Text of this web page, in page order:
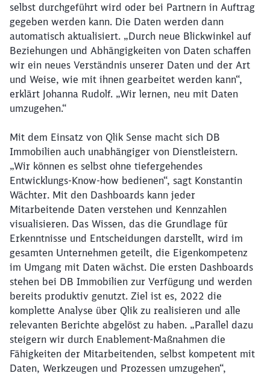
selbst durchgeführt wird oder bei Partnern in Auftrag
gegeben werden kann. Die Daten werden dann
automatisch aktualisiert. „Durch neue Blickwinkel auf
Beziehungen und Abhängigkeiten von Daten schaffen
wir ein neues Verständnis unserer Daten und der Art
und Weise, wie mit ihnen gearbeitet werden kann“,
erklärt Johanna Rudolf. „Wir lernen, neu mit Daten
umzugehen.“
Mit dem Einsatz von Qlik Sense macht sich DB
Immobilien auch unabhängiger von Dienstleistern.
„Wir können es selbst ohne tiefergehendes
Entwicklungs-Know-how bedienen“, sagt Konstantin
Wächter. Mit den Dashboards kann jeder
Mitarbeitende Daten verstehen und Kennzahlen
visualisieren. Das Wissen, das die Grundlage für
Erkenntnisse und Entscheidungen darstellt, wird im
gesamten Unternehmen geteilt, die Eigenkompetenz
im Umgang mit Daten wächst. Die ersten Dashboards
stehen bei DB Immobilien zur Verfügung und werden
bereits produktiv genutzt. Ziel ist es, 2022 die
komplette Analyse über Qlik zu realisieren und alle
relevanten Berichte abgelöst zu haben. „Parallel dazu
steigern wir durch Enablement-Maßnahmen die
Fähigkeiten der Mitarbeitenden, selbst kompetent mit
Daten, Werkzeugen und Prozessen umzugehen“,